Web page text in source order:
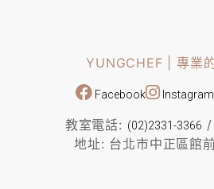
YUNGCHEF | 專業
Facebook Instagram
教室電話: (02)2331-3366 /
地址: 台北市中正區館